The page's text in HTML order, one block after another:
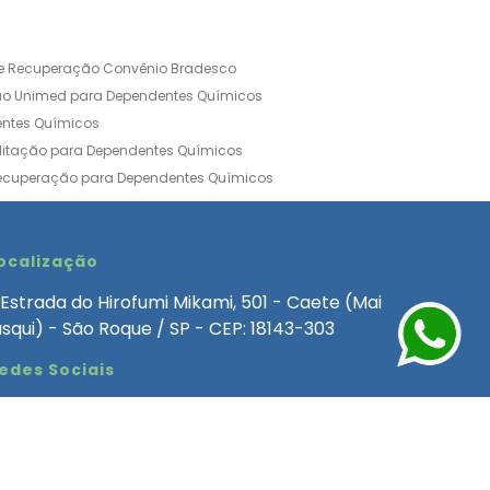
Recuperação Convênio Bradesco
Unimed para Dependentes Químicos
Químicos
para Dependentes Químicos
para Dependentes Químicos
Convênio Médico SulAmérica
de Recuperação Alcoolismo
Clínica de Recuperação para Alcoólatra
Químicos
Clinica Dependencia Quimica
para Dependentes Quimicos
Químicos Particular
Estrada do Hirofumi Mikami, 501 - Caete (Mai
- São Roque / SP - CEP: 18143-303
Sociais